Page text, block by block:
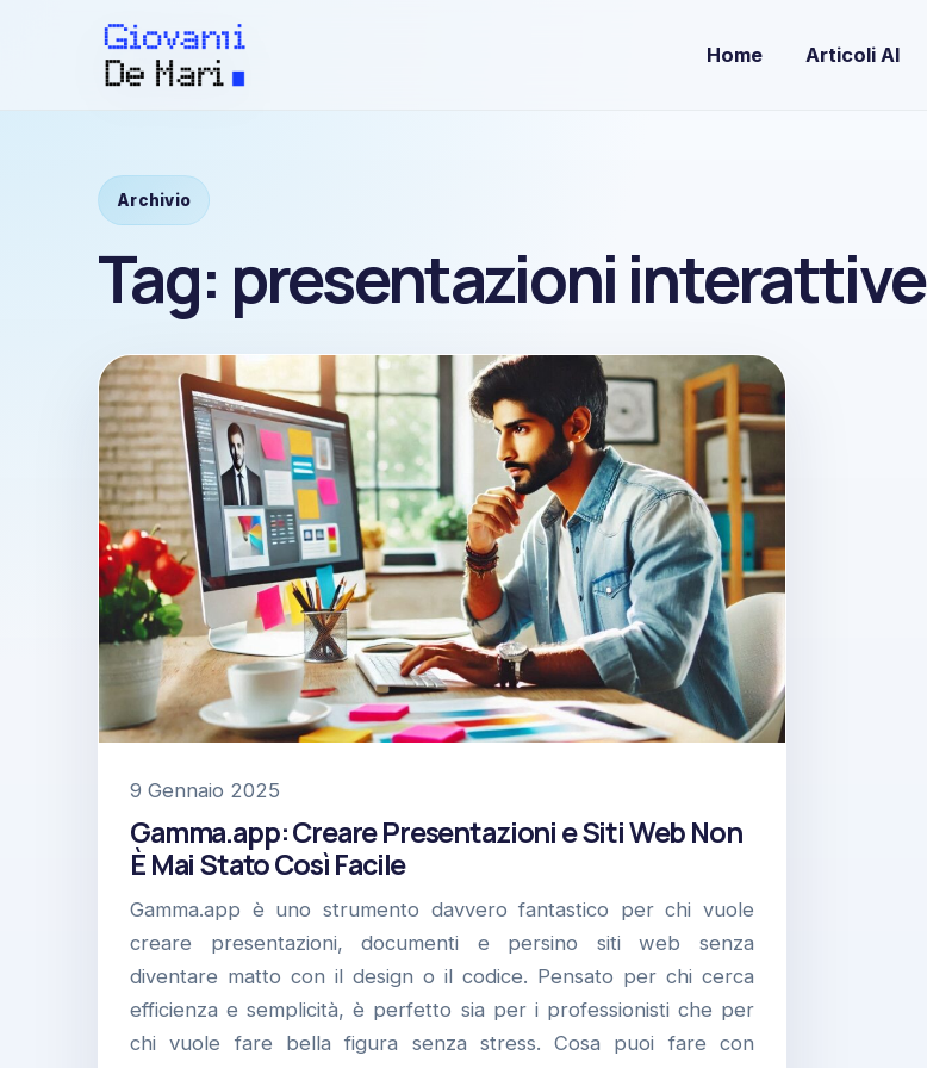
Home Articoli AI
Archivio
Tag: presentazioni interattive
9 Gennaio 2025
Gamma.app: Creare Presentazioni e Siti Web Non
È Mai Stato Così Facile
Gamma.app è uno strumento davvero fantastico per chi vuole
creare presentazioni, documenti e persino siti web senza
diventare matto con il design o il codice. Pensato per chi cerca
efficienza e semplicità, è perfetto sia per i professionisti che per
chi vuole fare bella figura senza stress. Cosa puoi fare con